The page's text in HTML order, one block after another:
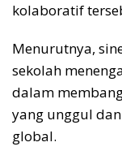
kolaboratif
Menurutnya,
sekolah
dalam
yang unggul
global.